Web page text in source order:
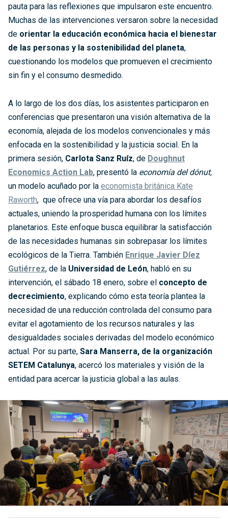
pauta para las reflexiones que impulsaron este encuentro.
Muchas de las intervenciones versaron sobre la necesidad
de orientar la educación económica hacia el bienestar
de las personas y la sostenibilidad del planeta,
cuestionando los modelos que promueven el crecimiento
sin fin y el consumo desmedido.
A lo largo de los dos días, los asistentes participaron en
conferencias que presentaron una visión alternativa de la
economía, alejada de los modelos convencionales y más
enfocada en la sostenibilidad y la justicia social. En la
primera sesión, Carlota Sanz Ruíz, de Doughnut
Economics Action Lab, presentó la economía del dónut,
un modelo acuñado por la economista británica Kate
Raworth, que ofrece una vía para abordar los desafíos
actuales, uniendo la prosperidad humana con los límites
planetarios. Este enfoque busca equilibrar la satisfacción
de las necesidades humanas sin sobrepasar los límites
ecológicos de la Tierra. También Enrique Javier Díez
Gutiérrez, de la Universidad de León, habló en su
intervención, el sábado 18 enero, sobre el concepto de
decrecimiento, explicando cómo esta teoría plantea la
necesidad de una reducción controlada del consumo para
evitar el agotamiento de los recursos naturales y las
desigualdades sociales derivadas del modelo económico
actual. Por su parte, Sara Manserra, de la organización
SETEM Catalunya, acercó los materiales y visión de la
entidad para acercar la justicia global a las aulas.